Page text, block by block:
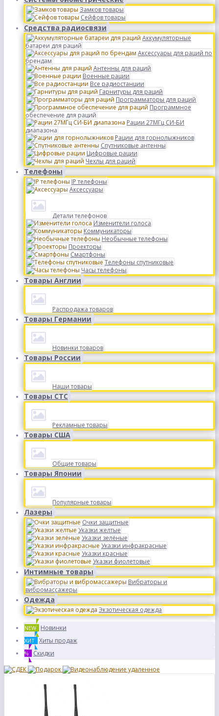
Замков товары
Сейфов товары
Средства радиосвязи
Аккумуляторные
батареи для раций
Аксессуары для раций по
брендам
Антенны для раций
Военные рации
Все радиостанции
Гарнитуры для раций
Программаторы для раций
Программное
обеспечение для раций
Рации 27МГц СИ-БИ
диапазона
Рации для горнолыжников
Спутниковые антенны
Цифровые рации
Чехлы для раций
Телефоны
IP телефоны
Аксессуары
Детали телефонов
Изменители голоса
Коммуникаторы
Необычные телефоны
Проекторы
Смартфоны
Телефоны спутниковые
Часы телефоны
Товары Англии
Распродажа товаров
Товары Германии
Новинки товаров
Товары России
Наши товары
Товары СТС
Рекламные товары
Товары США
Общие товары
Товары Японии
Популярные товары
Лазеры
Очки защитные
Указки желтые
Указки зелёные
Указки инфракрасные
Указки красные
Указки фиолетовые
Интимные товары
Вибраторы и
вибромассажеры
Одежда
Экзотическая одежда
NEW Новинки
ХИТ Хиты продаж
% Скидки